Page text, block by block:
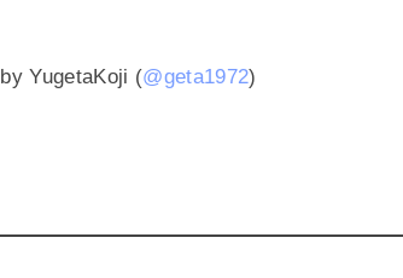
by YugetaKoji (@geta1972)